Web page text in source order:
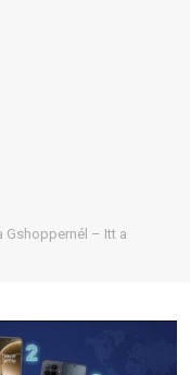
Gshoppernél – Itt a